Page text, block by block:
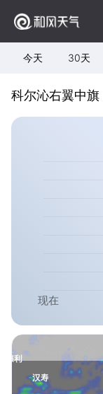
今天 30天
科尔沁右翼中旗